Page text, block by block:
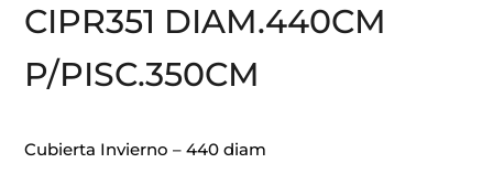
CIPR351 DIAM.440CM
P/PISC.350CM
Cubierta Invierno – 440 diam